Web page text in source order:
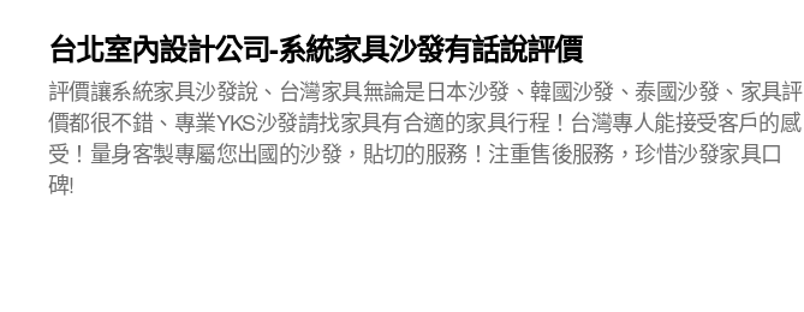
台北室內設計公司-系統家具沙發有話說評價
評價讓系統家具沙發說、台灣家具無論是日本沙發、韓國沙發、泰國沙發、家具評
價都很不錯、專業YKS沙發請找家具有合適的家具行程！台灣專人能接受客戶的感
受！量身客製專屬您出國的沙發，貼切的服務！注重售後服務，珍惜沙發家具口
碑!